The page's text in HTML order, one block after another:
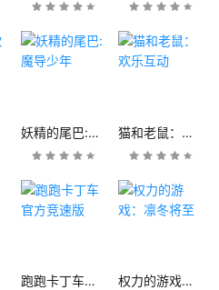
妖精的尾巴:魔导少年 猫和老鼠：欢乐互动
跑跑卡丁车官方竞速版 权力的游戏：凛冬将至